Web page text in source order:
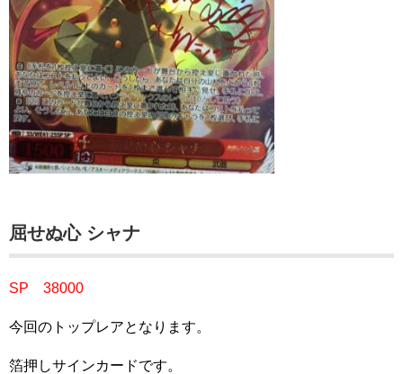
屈せぬ心 シャナ
SP 38000
今回のトップレアとなります。
箔押しサインカードです。